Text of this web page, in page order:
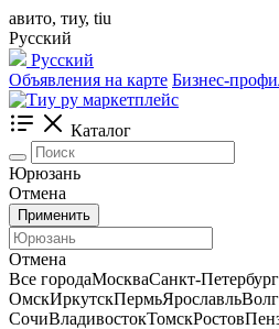
авито, тиу, tiu
Русский
Русский
Объявления на карте Бизнес-
Каталог
Юрюзань
Отмена
Применить
Отмена
Все городаМоскваСанкт-Петербург
ОмскИркутскПермьЯрославль
СочиВладивостокТомскРостов